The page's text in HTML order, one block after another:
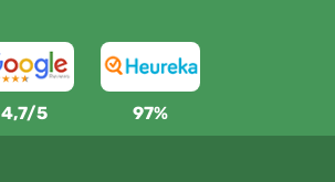
4,7/5 97%